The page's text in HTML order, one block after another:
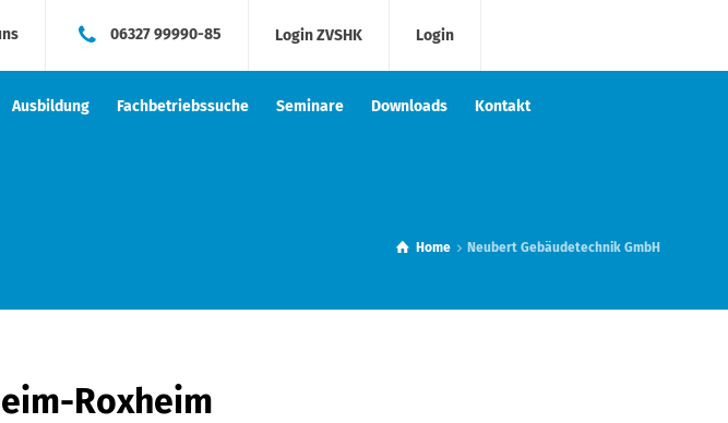
06327 99990-85 Login ZVSHK Login
Ausbildung Fachbetriebssuche Seminare Downloads Kontakt
Home Neubert Gebäudetechnik GmbH
Roxheim